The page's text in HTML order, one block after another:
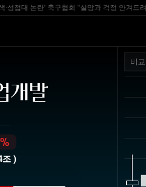
논란' 축구협회 "실망과 걱정 안겨드려 죄송"
개발
조 )